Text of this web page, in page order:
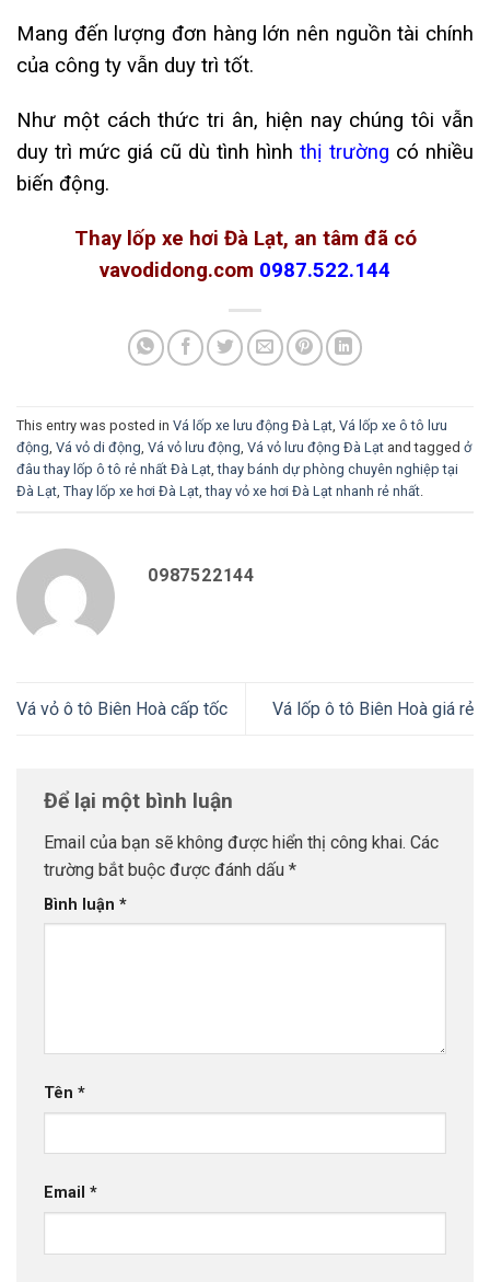
Mang đến lượng đơn hàng lớn nên nguồn tài chính
của công ty vẫn duy trì tốt.
Như một cách thức tri ân, hiện nay chúng tôi vẫn
duy trì mức giá cũ dù tình hình thị trường có nhiều
biến động.
Thay lốp xe hơi Đà Lạt, an tâm đã có
vavodidong.com 0987.522.144
This entry was posted in Vá lốp xe lưu động Đà Lạt Vá lốp xe ô tô lưu
động Vá vỏ di động Vá vỏ lưu động Vá vỏ lưu động Đà Lạt and tagged ở
đâu thay lốp ô tô rẻ nhất Đà Lạt ,thay bánh dự phòng chuyên nghiệp tại
Đà Lạt Thay lốp xe hơi Đà Lạt ,thay vỏ xe hơi Đà Lạt nhanh rẻ nhất
0987522144
Vá vỏ ô tô Biên Hoà cấp tốc Vá lốp ô tô Biên Hoà giá rẻ
Để lại một bình luận
Email của bạn sẽ không được hiển thị công khai. Các
trường bắt buộc được đánh dấu *
Bình luận *
Tên *
Email *